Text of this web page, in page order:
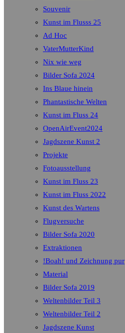
Souvenir
Kunst im Flusss 25
Ad Hoc
VaterMutterKind
Nix wie weg
Bilder Sofa 2024
Ins Blaue hinein
Phantastische Welten
Kunst im Fluss 24
OpenAirEvent2024
Jagdszene Kunst 2
Projekte
Fotoausstellung
Kunst im Fluss 23
Kunst im Fluss 2022
Kunst des Wartens
Flugversuche
Bilder Sofa 2020
Extraktionen
!Boah! und Zeichnung pur
Material
Bilder Sofa 2019
Weltenbilder Teil 3
Weltenbilder Teil 2
Jagdszene Kunst